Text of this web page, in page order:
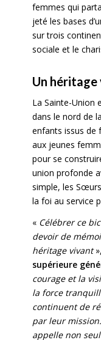
femmes qui
jeté les bases
sur trois
sociale et le
Un
La Sainte-Union
dans le nord de
enfants issus de
aux jeunes
pour se
union profonde
simple, les
la foi au service
« Célébrer ce
devoir de
héritage vivant
supérieure
courage et la
la force
continuent de
par leur
appelle non